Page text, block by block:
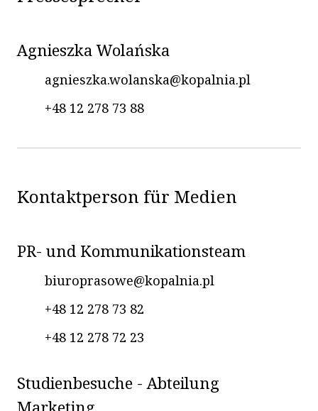
Agnieszka Wolańska
agnieszka.wolanska@kopalnia.pl
+48 12 278 73 88
Kontaktperson für Medien
PR- und Kommunikationsteam
biuroprasowe@kopalnia.pl
+48 12 278 73 82
+48 12 278 72 23
Studienbesuche - Abteilung